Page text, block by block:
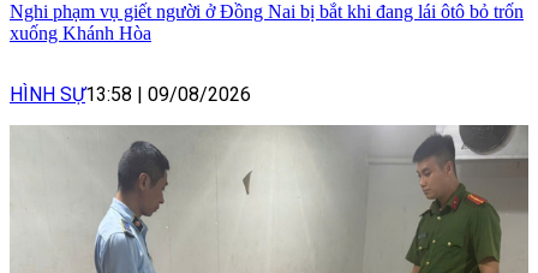
Nghi phạm vụ giết người ở Đồng Nai bị bắt khi đang lái ôtô bỏ trốn
xuống Khánh Hòa
HÌNH SỰ13:58 09/08/2026